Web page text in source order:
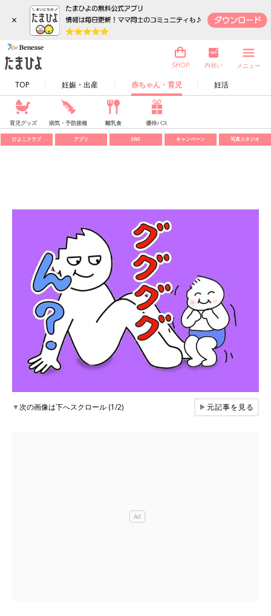
×
TOP 妊娠・出産 赤ちゃん・育児 妊活
SHOP 内祝い メニュー
育児グッズ 病気・予防接種 離乳食 優待パス
ひよこクラブ アプリ SNS キャンペーン 写真スタジオ
▼次の画像は下へスクロール (1/2) ▶元記事を見る